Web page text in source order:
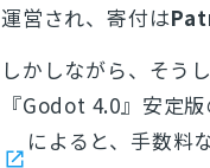
運営され、寄付は
しかしながら、そう
『Godot 4.0』安定
によると、手数料